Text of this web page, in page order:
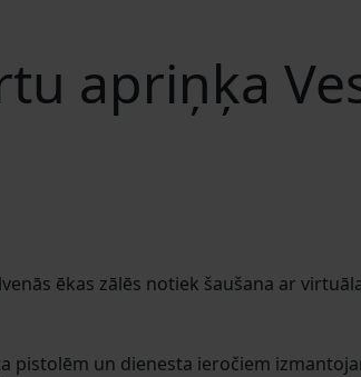
apriņķa
ēkas zālēs notiek šaušana ar
pistolēm un dienesta ieročiem